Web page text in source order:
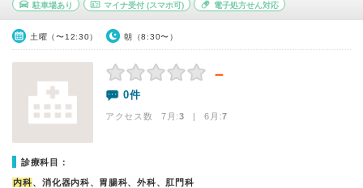
駐車場あり マイナ受付(スマホ可) 電子処方せん対応
土曜（〜12:30） 朝（8:30〜）
－
0件
アクセス数 7月:3 | 6月:7
診療科目：
内科、消化器内科、胃腸科、外科、肛門科